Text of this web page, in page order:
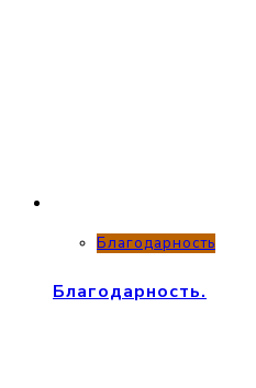
Благодарность
Благодарность.